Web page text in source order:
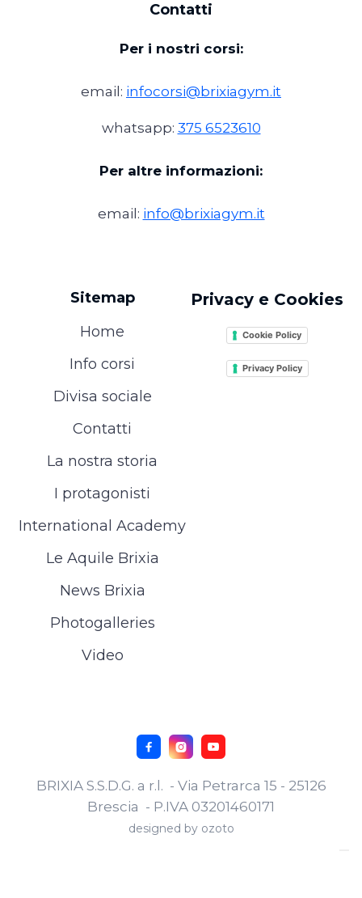
Contatti
Per i nostri corsi:
email: infocorsi@brixiagym.it
whatsapp: 375 6523610
Per altre informazioni:
email: info@brixiagym.it
Sitemap
Home
Info corsi
Divisa sociale
Contatti
La nostra storia
I protagonisti
International Academy
Le Aquile Brixia
News Brixia
Photogalleries
Video
Privacy e Cookies
Cookie Policy
Privacy Policy
BRIXIA S.S.D.G. a r.l. - Via Petrarca 15 - 25126
Brescia - P.IVA 03201460171
designed by ozoto
  